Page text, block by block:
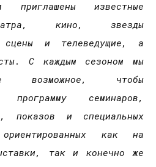
известные
кино, звезды
сцены и телеведущие, а
С каждым сезоном мы
возможное, чтобы
программу семинаров,
показов и специальных
как на
так и конечно же